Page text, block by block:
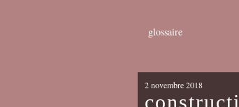
glossaire
2 novembre 2018